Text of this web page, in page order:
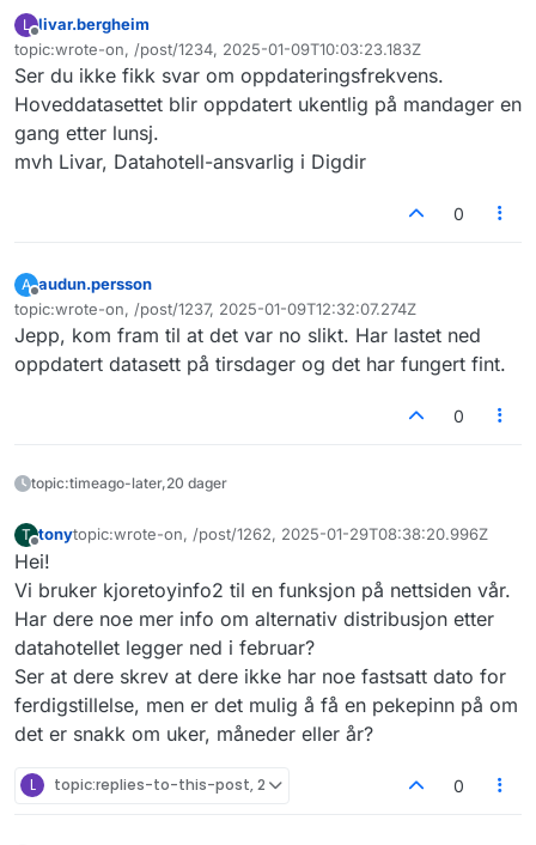
grep -i "model y" kjoretoyinfo2.csv |
wc -l
oppdaget en feil i hvordan vi produserer
50553 treff på "model y" så du har helt rett i
L
Frakoblet
livar.bergheim
topic:wrote-on, /post/1234, 2025-01-09T10:03:23.183Z
Sist endret av
Ser du ikke fikk svar om oppdateringsfrekvens.
Hoveddatasettet blir oppdatert ukentlig på mandager en
gang etter lunsj.
mvh Livar, Datahotell-ansvarlig i Digdir
0
A
Frakoblet
audun.persson
topic:wrote-on, /post/1237, 2025-01-09T12:32:07.274Z
Sist endret av
Jepp, kom fram til at det var no slikt. Har lastet ned
oppdatert datasett på tirsdager og det har fungert fint.
0
topic:timeago-later,20 dager
T
Frakoblet
tonytopic:wrote-on, /post/1262, 2025-01-29T08:38:20.996Z
Sist endret av
Hei!
Vi bruker kjoretoyinfo2 til en funksjon på nettsiden vår.
Har dere noe mer info om alternativ distribusjon etter
datahotellet legger ned i februar?
Ser at dere skrev at dere ikke har noe fastsatt dato for
ferdigstillelse, men er det mulig å få en pekepinn på om
det er snakk om uker, måneder eller år?
L topic:replies-to-this-post, 2 0